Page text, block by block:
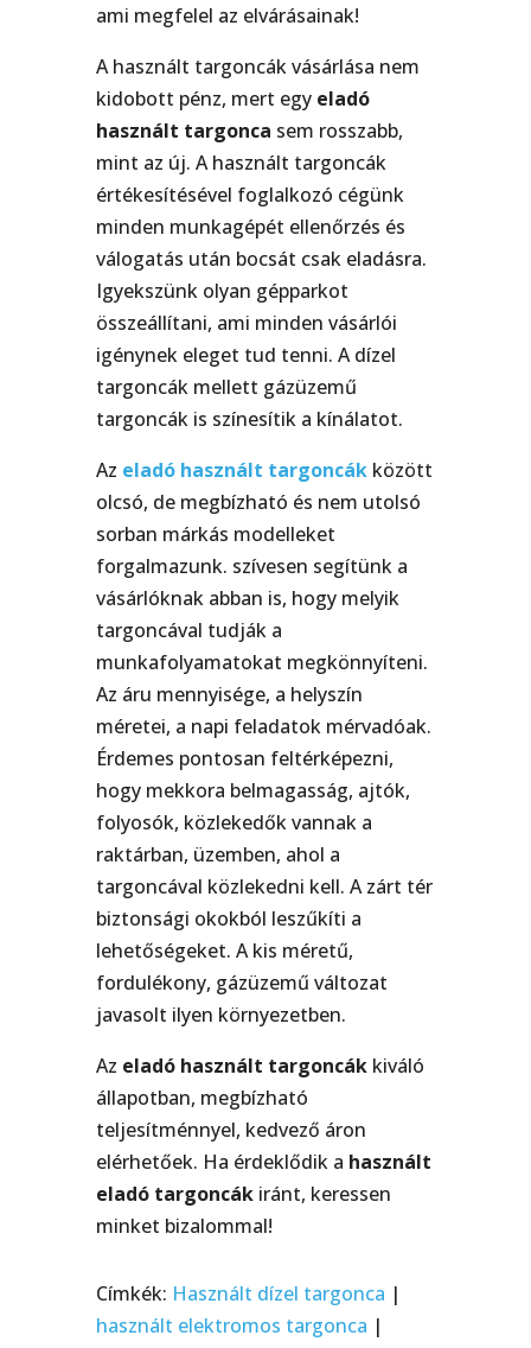
ami megfelel az elvárásainak!
A használt targoncák vásárlása nem
kidobott pénz, mert egy eladó
használt targonca sem rosszabb,
mint az új. A használt targoncák
értékesítésével foglalkozó cégünk
minden munkagépét ellenőrzés és
válogatás után bocsát csak eladásra.
Igyekszünk olyan gépparkot
összeállítani, ami minden vásárlói
igénynek eleget tud tenni. A dízel
targoncák mellett gázüzemű
targoncák is színesítik a kínálatot.
Az eladó használt targoncákközött
olcsó, de megbízható és nem utolsó
sorban márkás modelleket
forgalmazunk. szívesen segítünk a
vásárlóknak abban is, hogy melyik
targoncával tudják a
munkafolyamatokat megkönnyíteni.
Az áru mennyisége, a helyszín
méretei, a napi feladatok mérvadóak.
Érdemes pontosan feltérképezni,
hogy mekkora belmagasság, ajtók,
folyosók, közlekedők vannak a
raktárban, üzemben, ahol a
targoncával közlekedni kell. A zárt tér
biztonsági okokból leszűkíti a
lehetőségeket. A kis méretű,
fordulékony, gázüzemű változat
javasolt ilyen környezetben.
Az eladó használt targoncákkiváló
állapotban, megbízható
teljesítménnyel, kedvező áron
elérhetőek. Ha érdeklődik a használt
eladó targoncákiránt, keressen
minket bizalommal!
Címkék: Használt dízel targonca |
használt elektromos targonca |